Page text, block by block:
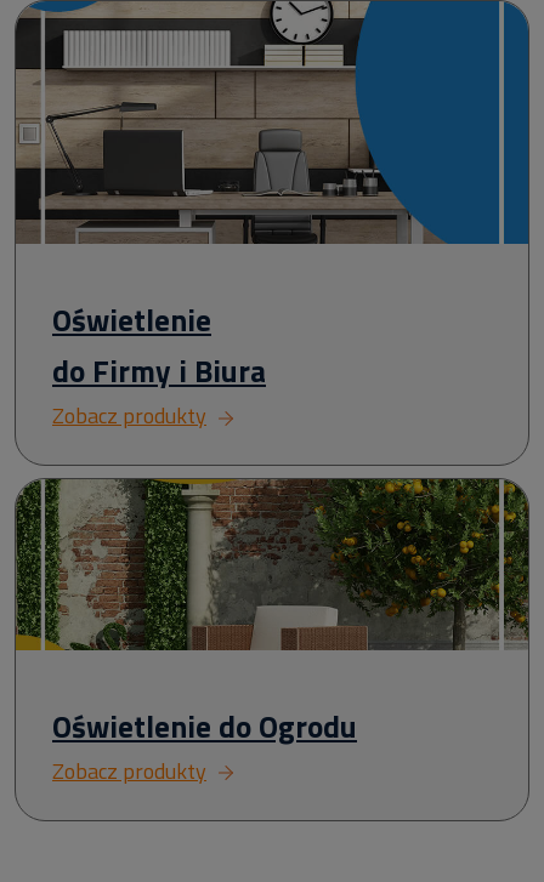
Oświetlenie
do Firmy i Biura
Zobacz produkty
Oświetlenie do Ogrodu
Zobacz produkty